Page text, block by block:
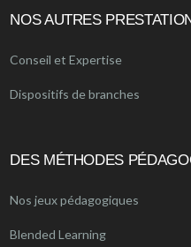
NOS AUTRES
Conseil et Expertise
Dispositifs de branches
DES MÉTHODES
Nos jeux pédagogiques
Blended Learning